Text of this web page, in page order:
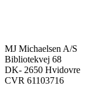
MJ Michaelsen A/S
Bibliotekvej 68
DK- 2650 Hvidovre
CVR 61103716